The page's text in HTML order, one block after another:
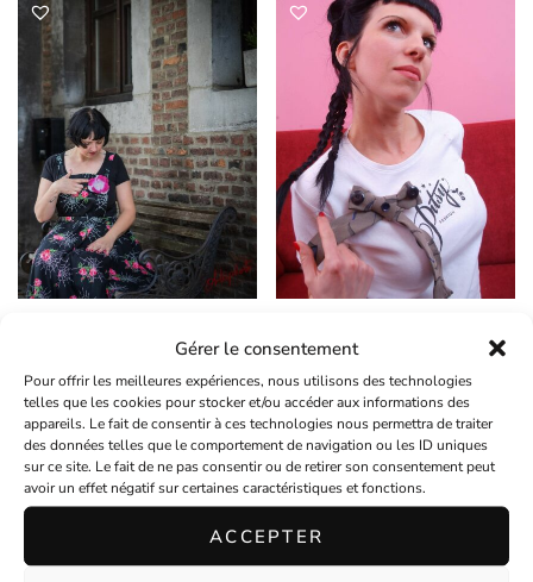
Gérer le consentement
Pour offrir les meilleures expériences, nous utilisons des technologies
telles que les cookies pour stocker et/ou accéder aux informations des
appareils. Le fait de consentir à ces technologies nous permettra de traiter
des données telles que le comportement de navigation ou les ID uniques
sur ce site. Le fait de ne pas consentir ou de retirer son consentement peut
avoir un effet négatif sur certaines caractéristiques et fonctions.
ACCEPTER
En stock
€10,00 Article épuisé